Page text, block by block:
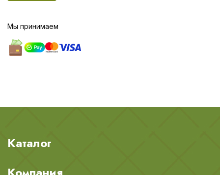
Мы принимаем
Каталог